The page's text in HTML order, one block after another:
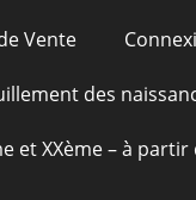
Vente
des
et XXème – à partir